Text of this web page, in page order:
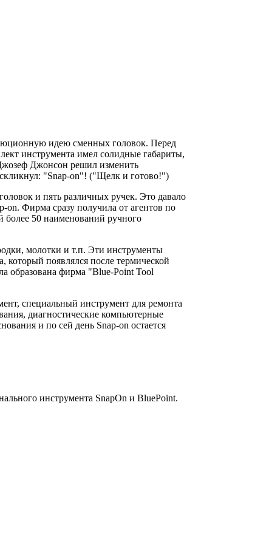
идею сменных головок. Перед
инструмента имел солидные габариты,
Джонсон решил изменить
"Snap-on"! ("Щелк и готово!")
и пять различных ручек. Это давало
on. Фирма сразу получила от агентов по
более 50 наименований ручного
молотки и т.п. Эти инструменты
который появлялся после термической
образована фирма "Blue-Point Tool
специальный инструмент для ремонта
диагностические компьютерные
и по сей день Snap-on остается
инструмента SnapOn и BluePoint.